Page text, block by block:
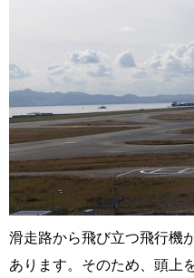
滑走路から飛び立つ飛行機
あります。そのため、頭上